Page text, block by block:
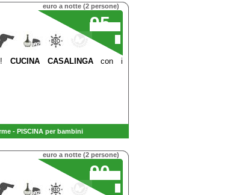
95
euro a notte (2 persone)
! CUCINA CASALINGAcon i
- PISCINA per bambini
90
euro a notte (2 persone)